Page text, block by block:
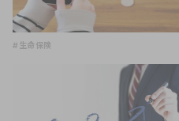
#生命保険